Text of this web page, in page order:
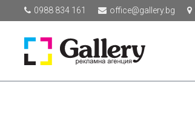
0988 834 161 office@gallery.bg